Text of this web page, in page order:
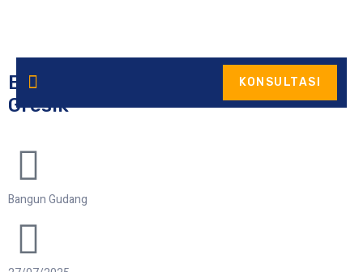
KONSULTASI
Bangun Gudang di Kabupaten
Gresik
Bangun Gudang